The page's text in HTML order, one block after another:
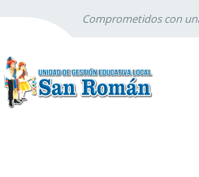
Comprometidos con